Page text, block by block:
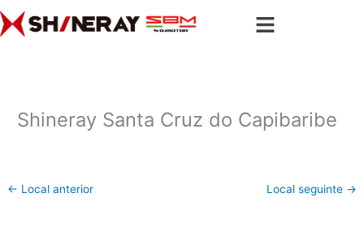
para
Shineray Santa Cruz do Capibaribe
← Local anterior Local seguinte →